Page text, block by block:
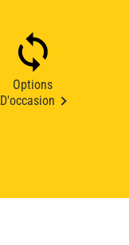
Options
D'occasion